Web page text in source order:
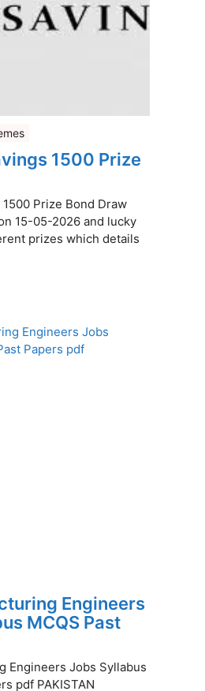
1500 Prize
Prize Bond Draw
15-05-2026 and lucky
prizes which details
Engineers
MCQS Past
Engineers Jobs Syllabus
pdf PAKISTAN